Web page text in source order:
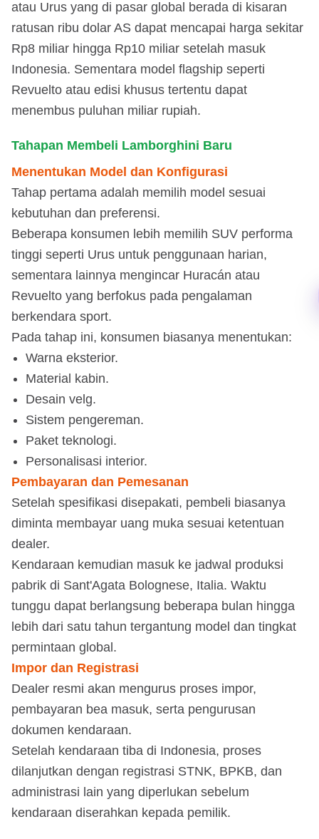
atau Urus yang di pasar global berada di kisaran
ratusan ribu dolar AS dapat mencapai harga sekitar
Rp8 miliar hingga Rp10 miliar setelah masuk
Indonesia. Sementara model flagship seperti
Revuelto atau edisi khusus tertentu dapat
menembus puluhan miliar rupiah.
Tahapan Membeli Lamborghini Baru
Menentukan Model dan Konfigurasi
Tahap pertama adalah memilih model sesuai
kebutuhan dan preferensi.
Beberapa konsumen lebih memilih SUV performa
tinggi seperti Urus untuk penggunaan harian,
sementara lainnya mengincar Huracán atau
Revuelto yang berfokus pada pengalaman
berkendara sport.
Pada tahap ini, konsumen biasanya menentukan:
Warna eksterior.
Material kabin.
Desain velg.
Sistem pengereman.
Paket teknologi.
Personalisasi interior.
Pembayaran dan Pemesanan
Setelah spesifikasi disepakati, pembeli biasanya
diminta membayar uang muka sesuai ketentuan
dealer.
Kendaraan kemudian masuk ke jadwal produksi
pabrik di Sant'Agata Bolognese, Italia. Waktu
tunggu dapat berlangsung beberapa bulan hingga
lebih dari satu tahun tergantung model dan tingkat
permintaan global.
Impor dan Registrasi
Dealer resmi akan mengurus proses impor,
pembayaran bea masuk, serta pengurusan
dokumen kendaraan.
Setelah kendaraan tiba di Indonesia, proses
dilanjutkan dengan registrasi STNK, BPKB, dan
administrasi lain yang diperlukan sebelum
kendaraan diserahkan kepada pemilik.